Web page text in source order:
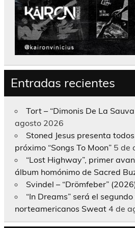
Entradas recientes
Tort – “Dimonis De La
agosto 2026
Stoned Jesus presenta
próximo “Songs To Moon” 5 de
“Lost Highway”, primer
álbum homónimo de Sacred
Svindel – “Drömfeber”
“In Dreams” será el
norteamericanos Sweat 4 de